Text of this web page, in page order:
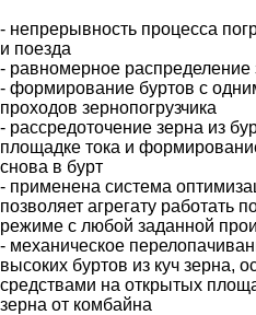
- непрерывность процесса
и поезда
- равномерное распределение
- формирование буртов с
проходов зернопогрузчика
- рассредоточение зерна из
площадке тока и
снова в бурт
- применена система
позволяет агрегату работать
режиме с любой заданной
- механическое
высоких буртов из куч зерна,
средствами на открытых
зерна от комбайна